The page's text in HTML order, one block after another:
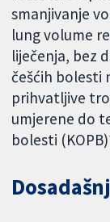
smanjivanje
lung volume
liječenja, bez
češćih bolesti
prihvatljive
umjerene do
bolesti